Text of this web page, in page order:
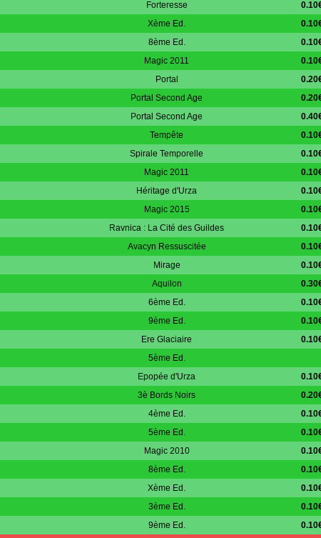
Forteresse
Xème Ed.
8ème Ed.
Magic 2011
Portal
Portal Second Age
Portal Second Age
Tempête
Spirale Temporelle
Magic 2011
Héritage d'Urza
Magic 2015
Ravnica : La Cité des Guildes
Avacyn Ressuscitée
Mirage
Aquilon
6ème Ed.
9ème Ed.
Ere Glaciaire
5ème Ed.
Epopée d'Urza
3è Bords Noirs
4ème Ed.
5ème Ed.
Magic 2010
8ème Ed.
Xème Ed.
3ème Ed.
9ème Ed.